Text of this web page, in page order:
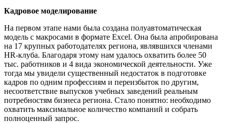
Кадровое моделирование
На первом этапе нами была создана полуавтоматическая
модель с макросами в формате Excel. Она была апробирована
на 17 крупных работодателях региона, являвшихся членами
HR-клуба. Благодаря этому нам удалось охватить более 50
тыс. работников и 4 вида экономической деятельности. Уже
тогда мы увидели существенный недостаток в подготовке
кадров по одним профессиям и переизбыток по другим,
несоответствие выпусков учебных заведений реальным
потребностям бизнеса региона. Стало понятно: необходимо
охватить максимальное количество компаний и собрать
полноценный запрос.